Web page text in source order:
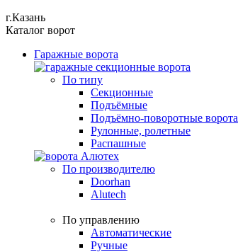
г.Казань
Каталог ворот
Гаражные ворота
По типу
Секционные
Подъёмные
Подъёмно-поворотные ворота
Рулонные, ролетные
Распашные
По производителю
Doorhan
Alutech
По управлению
Автоматические
Ручные